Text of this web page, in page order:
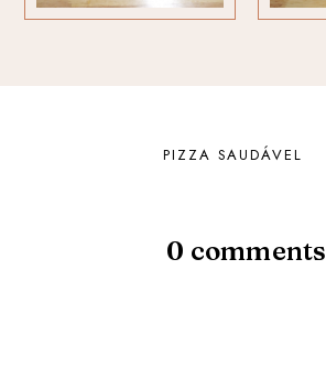
PIZZA SAUDÁVEL
0 comments